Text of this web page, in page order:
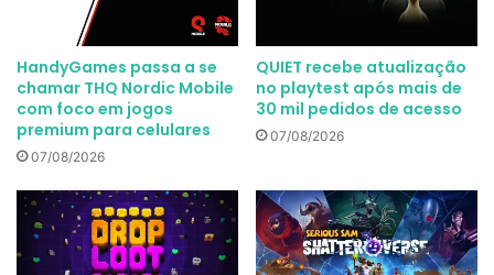
HandyGames passa a se
chamar THQ Nordic Mobile
com foco em jogos
premium para celulares
07/08/2026
QUIET recebe atualização
no playtest após mais de
30 mil pedidos de acesso
07/08/2026